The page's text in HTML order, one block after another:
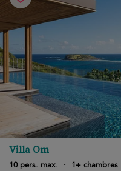
Villa Om
10 pers. max. · 1+ chambres